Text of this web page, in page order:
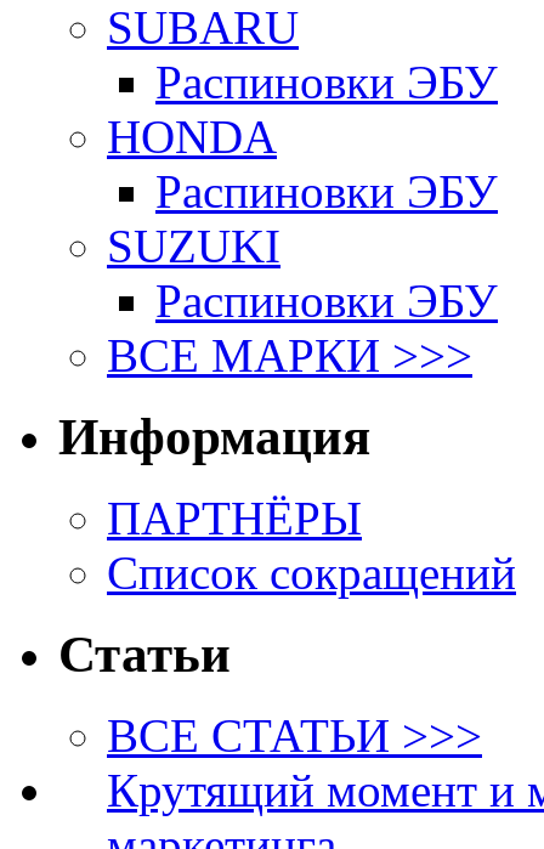
SUBARU
Распиновки ЭБУ
HONDA
Распиновки ЭБУ
SUZUKI
Распиновки ЭБУ
ВСЕ МАРКИ >>>
Информация
ПАРТНЁРЫ
Список сокращений
Статьи
ВСЕ СТАТЬИ >>>
Крутящий момент и